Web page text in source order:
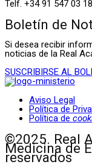
Telf. +34 91 547 03 18
Boletín de
Si desea recibir
noticias de la Real
SUSCRIBIRSE AL
Aviso Legal
Política de
Política de
©2025. Real
Medicina de
reservados